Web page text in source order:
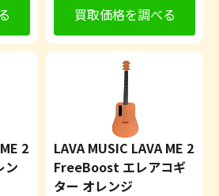
買取価格を調べる
2
ン
LAVA MUSIC LAVA ME 2
FreeBoost エレアコギ
ター オレンジ